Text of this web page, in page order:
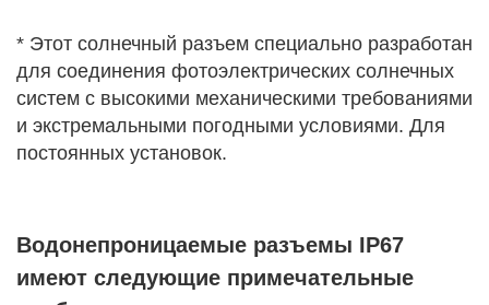
* Этот солнечный разъем специально разработан
для соединения фотоэлектрических солнечных
систем с высокими механическими требованиями
и экстремальными погодными условиями. Для
постоянных установок.
Водонепроницаемые разъемы IP67
имеют следующие примечательные